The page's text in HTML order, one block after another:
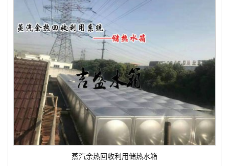
蒸汽余热回收利用储热水箱